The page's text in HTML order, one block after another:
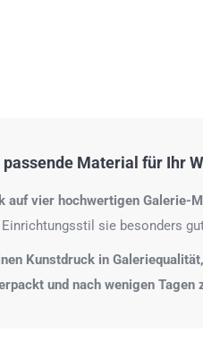
Material für Ihr
auf vier hochwertigen Galerie-
sie besonders
Kunstdruck in
und nach wenigen Tagen